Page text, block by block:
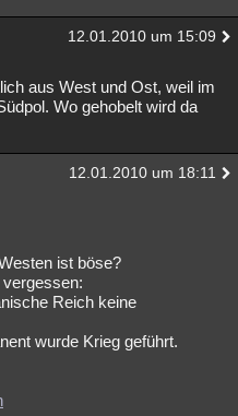
12.01.2010 um 15:09
aus West und Ost, weil im
Wo gehobelt wird da
12.01.2010 um 18:11
ist böse?
Reich keine
wurde Krieg geführt.